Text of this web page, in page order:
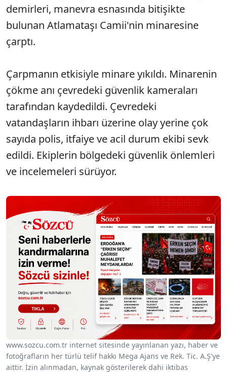
demirleri, manevra esnasında bitişikte
bulunan Atlamataşı Camii'nin minaresine
çarptı.
Çarpmanın etkisiyle minare yıkıldı. Minarenin
çökme anı çevredeki güvenlik kameraları
tarafından kaydedildi. Çevredeki
vatandaşların ihbarı üzerine olay yerine çok
sayıda polis, itfaiye ve acil durum ekibi sevk
edildi. Ekiplerin bölgedeki güvenlik önlemleri
ve incelemeleri sürüyor.
www.sozcu.com.tr internet sitesinde yayınlanan yazı, haber ve
fotoğrafların her türlü telif hakkı Mega Ajans ve Rek. Tic. A.Ş'ye
aittir. İzin alınmadan, kaynak gösterilerek dahi iktibas